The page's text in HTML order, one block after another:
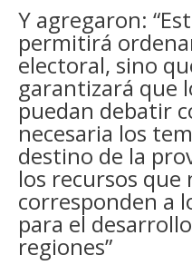
Y agregaron:
permitirá
electoral, sino
garantizará que
puedan debatir
necesaria los
destino de la
los recursos que
corresponden a
para el
regiones”